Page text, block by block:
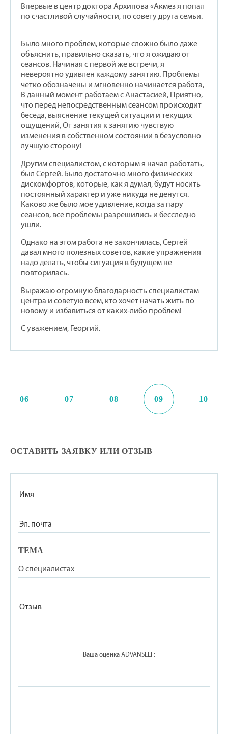
Впервые в центр доктора Архипова «Акмез я попал
по счастливой случайности, по совету друга семьи.
Было много проблем, которые сложно было даже
объяснить, правильно сказать, что я ожидаю от
сеансов. Начиная с первой же встречи, я
невероятно удивлен каждому занятию. Проблемы
четко обозначены и мгновенно начинается работа,
В данный момент работаем с Анастасией, Приятно,
что перед непосредственным сеансом происходит
беседа, выяснение текущей ситуации и текущих
ощущений, От занятия к занятию чувствую
изменения в собственном состоянии в безусловно
лучшую сторону!
Другим специалистом, с которым я начал работать,
был Сергей. Было достаточно много физических
дискомфортов, которые, как я думал, будут носить
постоянный характер и уже никуда не денутся.
Каково же было мое удивление, когда за пару
сеансов, все проблемы разрешились и бесследно
ушли.
Однако на этом работа не закончилась, Сергей
давал много полезных советов, какие упражнения
надо делать, чтобы ситуация в будущем не
повторилась.
Выражаю огромную благодарность специалистам
центра и советую всем, кто хочет начать жить по
новому и избавиться от каких-либо проблем!
С уважением, Георгий.
06 07 08 09 10
ОСТАВИТЬ ЗАЯВКУ ИЛИ ОТЗЫВ
ТЕМА
Ваша оценка ADVANSELF: